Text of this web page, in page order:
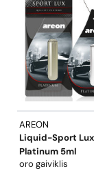
AREON
Liquid-Sport Lux
Platinum 5ml
oro gaiviklis